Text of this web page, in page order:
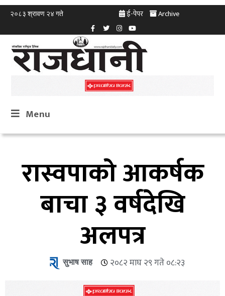
२०८३ श्रावण २४ गते ई-पेपर Archive
Menu
रास्वपाको आकर्षक
बाचा ३ वर्षदेखि
अलपत्र
सुभाष साह २०८२ माघ २९ गते ०८:२३